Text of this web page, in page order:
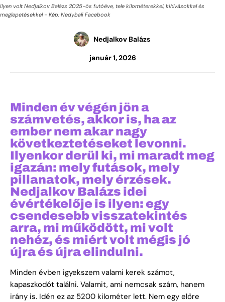
Ilyen volt Nedjalkov Balázs 2025-ös futóéve, tele kilométerekkel, kihívásokkal és
meglepetésekkel - Kép: Nedybali Facebook
Nedjalkov Balázs
január 1, 2026
Minden év végén jön a
számvetés, akkor is, ha az
ember nem akar nagy
következtetéseket levonni.
Ilyenkor derül ki, mi maradt meg
igazán: mely futások, mely
pillanatok, mely érzések.
Nedjalkov Balázs idei
évértékelője is ilyen: egy
csendesebb visszatekintés
arra, mi működött, mi volt
nehéz, és miért volt mégis jó
újra és újra elindulni.
Minden évben igyekszem valami kerek számot,
kapaszkodót találni. Valamit, ami nemcsak szám, hanem
irány is. Idén ez az 5200 kilométer lett. Nem egy előre